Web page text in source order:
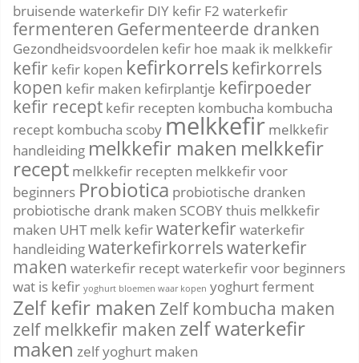
bruisende waterkefir DIY kefir F2 waterkefir
fermenteren Gefermenteerde dranken
Gezondheidsvoordelen kefir hoe maak ik melkkefir
kefir kefir kopen kefirkorrelskefirkorrels
kopen kefir maken kefirplantje kefirpoeder
kefir recept kefir recepten kombucha kombucha
recept kombucha scoby melkkefir melkkefir
handleiding melkkefir maken melkkefir
recept melkkefir recepten melkkefir voor
beginners Probiotica probiotische dranken
probiotische drank maken SCOBYthuis melkkefir
maken UHT melk kefirwaterkefirwaterkefir
handleidingwaterkefirkorrelswaterkefir
maken waterkefir receptwaterkefir voor beginners
wat is kefir yoghurt bloemen waar kopen yoghurt ferment
Zelf kefir maken Zelf kombucha maken
zelf melkkefir maken zelf waterkefir
maken zelf yoghurt maken